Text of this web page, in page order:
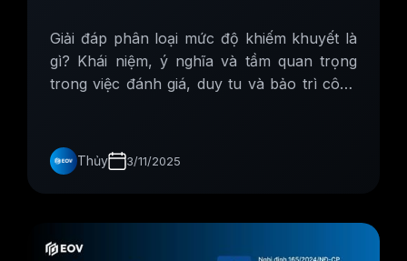
Giải đáp phân loại mức độ khiếm khuyết là
gì? Khái niệm, ý nghĩa và tầm quan trọng
trong việc đánh giá, duy tu và bảo trì công
Thủy 3/11/2025